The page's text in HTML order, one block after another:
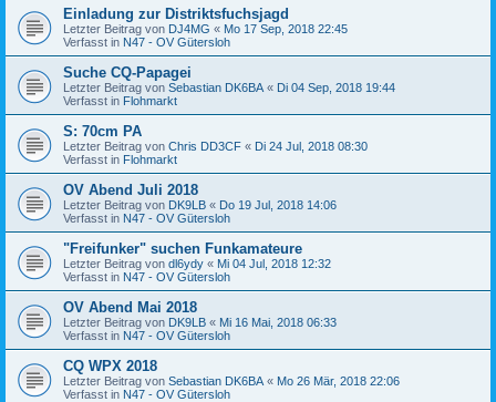
Einladung zur Distriktsfuchsjagd
Letzter Beitrag von DJ4MG « Mo 17 Sep, 2018 22:45
Verfasst in N47 - OV Gütersloh
Suche CQ-Papagei
Letzter Beitrag von Sebastian DK6BA « Di 04 Sep, 2018 19:44
Verfasst in Flohmarkt
S: 70cm PA
Letzter Beitrag von Chris DD3CF « Di 24 Jul, 2018 08:30
Verfasst in Flohmarkt
OV Abend Juli 2018
Letzter Beitrag von DK9LB « Do 19 Jul, 2018 14:06
Verfasst in N47 - OV Gütersloh
"Freifunker" suchen Funkamateure
Letzter Beitrag von dl6ydy « Mi 04 Jul, 2018 12:32
Verfasst in N47 - OV Gütersloh
OV Abend Mai 2018
Letzter Beitrag von DK9LB « Mi 16 Mai, 2018 06:33
Verfasst in N47 - OV Gütersloh
CQ WPX 2018
Letzter Beitrag von Sebastian DK6BA « Mo 26 Mär, 2018 22:06
Verfasst in N47 - OV Gütersloh